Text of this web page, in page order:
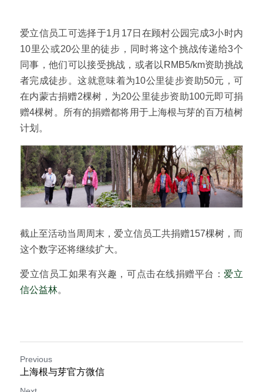
爱立信员工可选择于1月17日在顾村公园完成3小时内
10里公或20公里的徒步，同时将这个挑战传递给3个
同事，他们可以接受挑战，或者以RMB5/km资助挑战
者完成徒步。这就意味着为10公里徒步资助50元，可
在内蒙古捐赠2棵树，为20公里徒步资助100元即可捐
赠4棵树。所有的捐赠都将用于上海根与芽的百万植树
计划。
截止至活动当周周末，爱立信员工共捐赠157棵树，而
这个数字还将继续扩大。
爱立信员工如果有兴趣，可点击在线捐赠平台：爱立
信公益林。
Previous
上海根与芽官方微信